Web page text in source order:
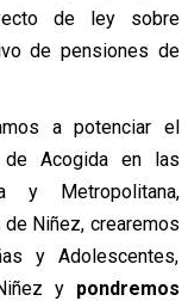
de ley sobre
de pensiones de
a potenciar el
de Acogida en las
y Metropolitana,
Niñez, crearemos
y Adolescentes,
ypondremos